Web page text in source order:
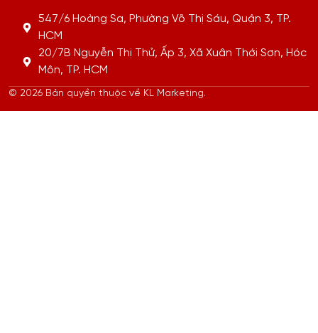
547/6 Hoàng Sa, Phường Võ Thị Sáu, Quận 3, TP.
HCM
20/7B Nguyễn Thị Thử, Ấp 3, Xã Xuân Thới Sơn, Hóc
Môn, TP. HCM
© 2026 Bản quyền thuộc về KL Marketing.